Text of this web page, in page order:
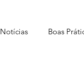
Notícias Boas